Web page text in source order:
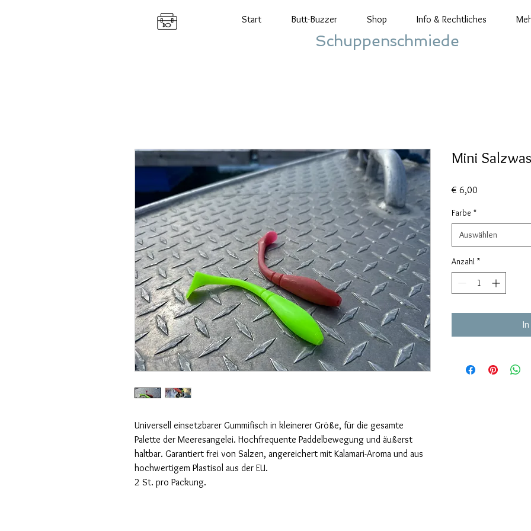
Start Butt-Buzzer Shop Info & Rechtliches
Schuppenschmiede
Universell einsetzbarer Gummifisch in kleinerer Größe, für die gesamte
Palette der Meeresangelei. Hochfrequente Paddelbewegung und äußerst
haltbar. Garantiert frei von Salzen, angereichert mit Kalamari-Aroma und aus
hochwertigem Plastisol aus der EU.
2 St. pro Packung.
Mini
€ 6,00
Farbe *
Auswählen
Anzahl *